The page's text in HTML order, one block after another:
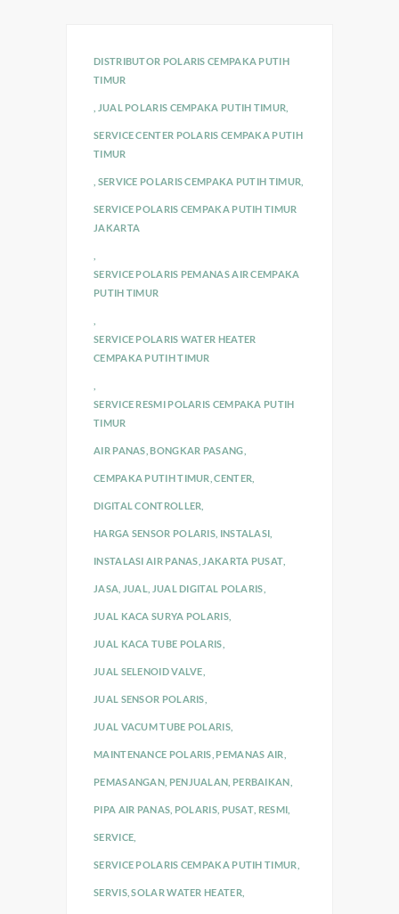
DISTRIBUTOR POLARIS CEMPAKA PUTIH
TIMUR
JUAL POLARIS CEMPAKA PUTIH TIMUR
SERVICE CENTER POLARIS CEMPAKA PUTIH
TIMUR
SERVICE POLARIS CEMPAKA PUTIH TIMUR
SERVICE POLARIS CEMPAKA PUTIH TIMUR
JAKARTA
SERVICE POLARIS PEMANAS AIR CEMPAKA
PUTIH TIMUR
SERVICE POLARIS WATER HEATER
CEMPAKA PUTIH TIMUR
SERVICE RESMI POLARIS CEMPAKA PUTIH
TIMUR
AIR PANAS ,BONGKAR PASANG
CEMPAKA PUTIH TIMUR ,CENTER
DIGITAL CONTROLLER
HARGA SENSOR POLARIS INSTALASI
INSTALASI AIR PANAS JAKARTA PUSAT
JASA JUAL JUAL DIGITAL POLARIS
JUAL KACA SURYA POLARIS,
JUAL KACA TUBE POLARIS
JUAL SELENOID VALVE
JUAL SENSOR POLARIS
JUAL VACUM TUBE POLARIS,
MAINTENANCE POLARIS PEMANAS AIR
PEMASANGAN PENJUALAN PERBAIKAN
PIPA AIR PANAS POLARIS, PUSAT RESMI
SERVICE
SERVICE POLARIS CEMPAKA PUTIH TIMUR
SERVIS,SOLAR WATER HEATER,